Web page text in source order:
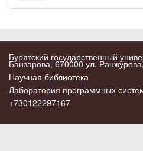
Бурятский государственный
Банзарова, 670000 ул.
Научная библиотека
Лаборатория программных
+730122297167